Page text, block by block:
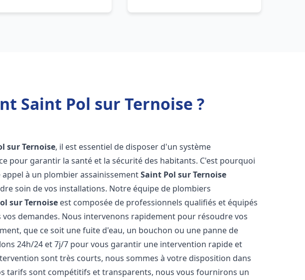
Saint Pol sur Ternoise ?
sur Ternoise, il est essentiel de disposer d'un système
pour garantir la santé et la sécurité des habitants. C'est pourquoi
à un plombier assainissementSaint Pol sur Ternoise
soin de vos installations. Notre équipe de plombiers
sur Ternoise est composée de professionnels qualifiés et équipés
demandes. Nous intervenons rapidement pour résoudre vos
que ce soit une fuite d'eau, un bouchon ou une panne de
24h/24 et 7j/7 pour vous garantir une intervention rapide et
sont très courts, nous sommes à votre disposition dans
tarifs sont compétitifs et transparents, nous vous fournirons un